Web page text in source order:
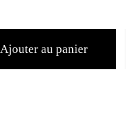
Ajouter au panier